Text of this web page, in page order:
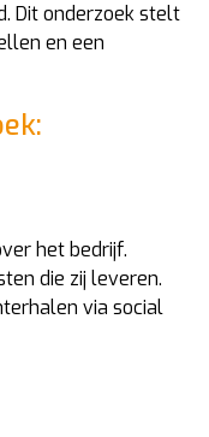
Dit onderzoek stelt
en een
het bedrijf.
die zij leveren.
via social